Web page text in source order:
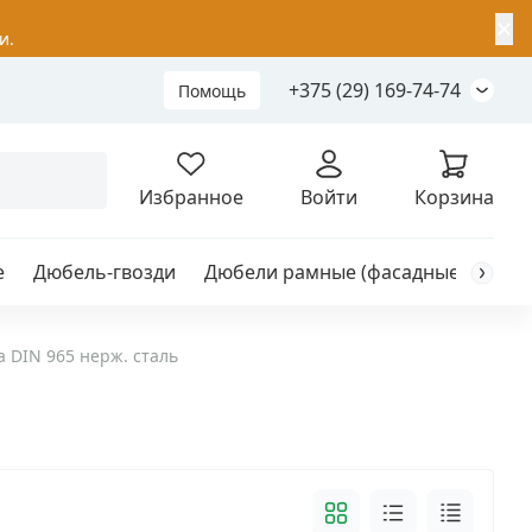
Помощь +375 (29) 169-74-74
Избранное Войти Корзина
Дюбель-гвозди Дюбели рамные (фасадные)
DIN 965 нерж. сталь